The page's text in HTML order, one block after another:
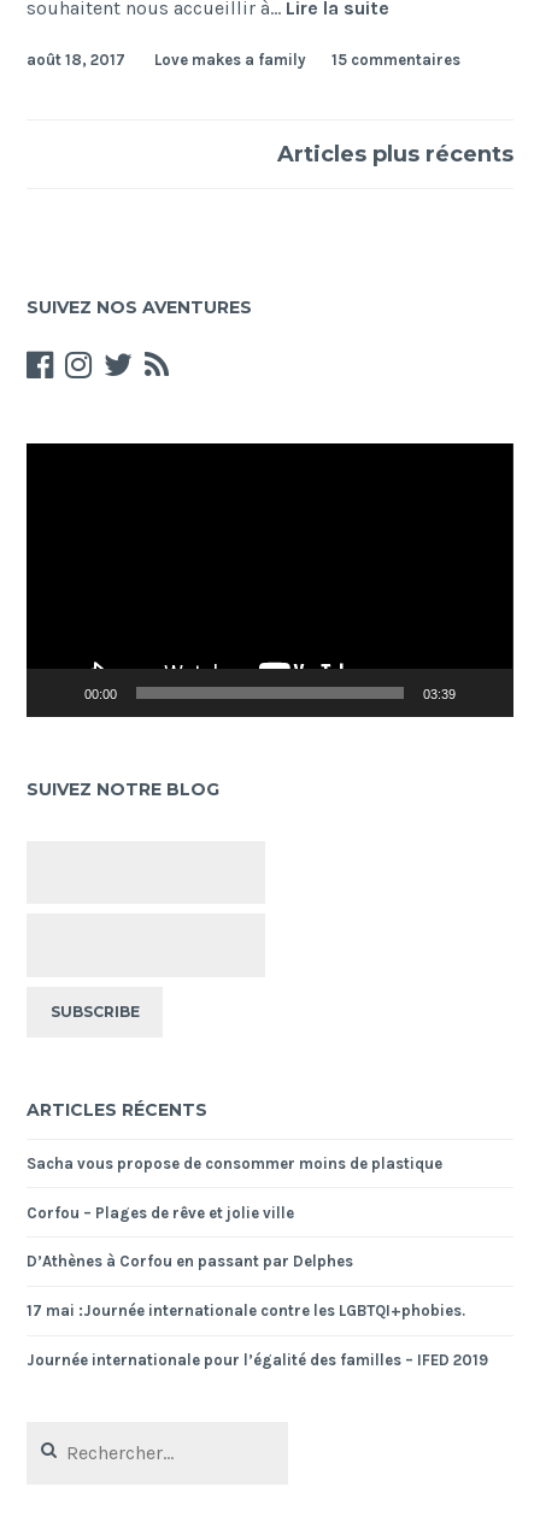
souhaitent nous accueillir à… Lire la suite
semaine
Chine
août 18, 2017 Love makes a family 15 commentaires
Articles plus récents
SUIVEZ NOS AVENTURES
00:00 03:39
SUIVEZ NOTRE BLOG
ARTICLES RÉCENTS
Sacha vous propose de consommer moins de plastique
Corfou – Plages de rêve et jolie ville
D’Athènes à Corfou en passant par Delphes
17 mai :Journée internationale contre les LGBTQI+phobies.
Journée internationale pour l’égalité des familles – IFED 2019